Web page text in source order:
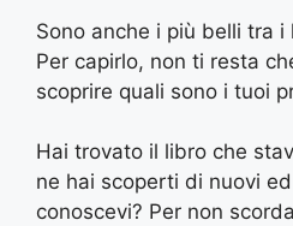
Sono anche i più belli tra i
Per capirlo, non ti resta
scoprire quali sono i tuoi
Hai trovato il libro che
ne hai scoperti di nuovi
conoscevi? Per non